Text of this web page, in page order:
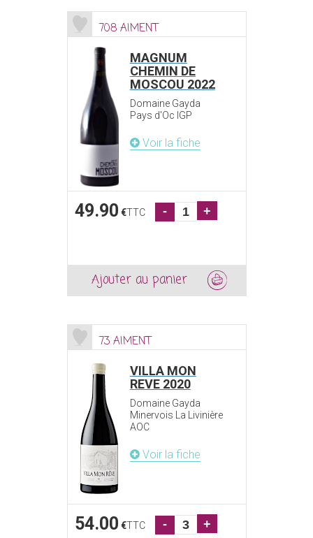
708 AIMENT
MAGNUM
CHEMIN DE
MOSCOU 2022
Domaine Gayda
Pays d'Oc IGP
Voir la fiche
49.90 €TTC - +
Ajouter au panier
73 AIMENT
VILLA MON
REVE 2020
Domaine Gayda
Minervois La Livinière
AOC
Voir la fiche
54.00 €TTC - +